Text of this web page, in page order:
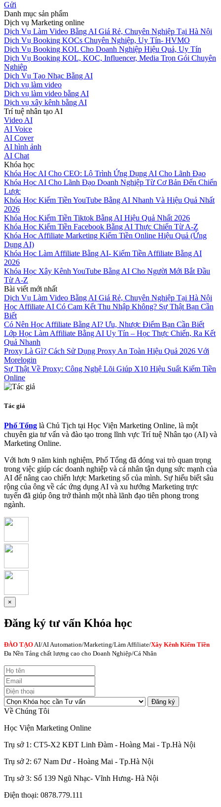
Gửi
Danh mục sản phẩm
Dịch vụ Marketing online
Dịch Vụ Làm Video Bằng AI Giá Rẻ, Chuyên Nghiệp Tại Hà Nội
Dịch Vụ Booking KOCs Chuyên Nghiệp, Uy Tín- HVMO
Dịch Vụ Booking KOL Cho Doanh Nghiệp Hiệu Quả, Uy Tín
Dịch Vụ Booking KOL, KOC, Influencer, Media Trọn Gói Chuyên
Nghiệp
Dịch Vụ Tạo Nhạc Bằng AI
Dịch vụ làm video
Dịch vụ làm video bằng AI
Dịch vụ xây kênh bằng AI
Trí tuệ nhân tạo AI
Video AI
AI Voice
AI Cover
AI hình ảnh
AI Chat
Khóa học
Khóa Học AI Cho CEO: Lộ Trình Ứng Dụng AI Cho Lãnh Đạo
Khóa Học AI Cho Lãnh Đạo Doanh Nghiệp Từ Cơ Bản Đến Chiến
Lược
Khóa Học Kiếm Tiền YouTube Bằng AI Nhanh Và Hiệu Quả Nhất
2026
Khóa Học Kiếm Tiền Tiktok Bằng AI Hiệu Quả Nhất 2026
Khóa Học Kiếm Tiền Facebook Bằng AI Thực Chiến Từ A-Z
Khóa Học Affiliate Marketing Kiếm Tiền Online Hiệu Quả (Ứng
Dụng AI)
Khóa Học Làm Affiliate Bằng AI- Kiếm Tiền Affiliate Bằng AI
2026
Khóa Học Xây Kênh YouTube Bằng AI Cho Người Mới Bắt Đầu
Từ A-Z
Bài viết mới nhất
Dịch Vụ Làm Video Bằng AI Giá Rẻ, Chuyên Nghiệp Tại Hà Nội
Học Affiliate AI Có Cam Kết Thu Nhập Không? Sự Thật Bạn Cần
Biết
Có Nên Học Affiliate Bằng AI? Ưu, Nhược Điểm Bạn Cần Biết
Lớp Học Làm Affiliate Bằng AI Uy Tín – Học Thực Chiến, Ra Kết
Quả Nhanh
Proxy Là Gì? Cách Sử Dụng Proxy An Toàn Hiệu Quả 2026 Với
Morelogin
Sự Thật Về Proxy: Công Nghệ Lõi Giúp X10 Hiệu Suất Kiếm Tiền
Online
Tác giả
Phố Tổng là Chủ Tịch tại Học Viện Marketing Online, là một
chuyên gia tư vấn và đào tạo trong lĩnh vực Trí tuệ Nhân tạo (AI) và
Marketing Online.
Với hơn 9 năm kinh nghiệm, Phố Tổng đã đóng vai trò quan trọng
trong việc giúp các doanh nghiệp và cá nhân tận dụng sức mạnh của
AI để nâng cao chiến lược Marketing số của mình. Sự hiểu biết sâu
rộng của ông về các ứng dụng AI và xu hướng Marketing trực
tuyến đã giúp ông trở thành một nhà lãnh đạo tiên phong trong
ngành.
×
Đăng ký tư vấn Khóa học
ĐÀO TẠOAI/AI Automation/Marketing/Làm Affiliate/Xây Kênh Kiếm Tiền
Đa Nền Tảng chất lượng cao cho Doanh Nghiệp/Cá Nhân
Đăng ký
Về Chúng Tôi
Học Viện Marketing Online
Trụ sở 1: CT5-X2 KĐT Linh Đàm - Hoàng Mai - Tp.Hà Nội
Trụ sở 2: 67 Nam Dư - Hoàng Mai - Tp.Hà Nội
Trụ sở 3: Số 139 Ngũ Nhạc- Vĩnh Hưng- Hà Nội
Điện thoại: 0878.779.111